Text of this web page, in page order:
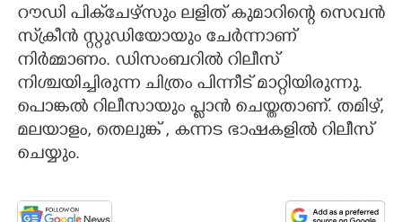
റൗഡി പിക്‌ചേഴ്സും ലളിത് കുമാറിന്റെ സെവൻ
സ്‌ക്രീൻ സ്റ്റുഡിയോയും ചേർന്നാണ്
നിർമ്മാണം. ഡിസംബറിൽ റിലീസ്
നിശ്ചയിച്ചിരുന്ന ചിത്രം പിന്നീട് മാറ്റിയിരുന്നു.
പൊങ്കൽ റിലീസായും പ്ളാൻ ചെയ്തതാണ്. തമിഴ്,
മലയാളം, തെലുങ്ക് , കന്നട ഭാഷകളിൽ റിലീസ്
ചെയ്യും.